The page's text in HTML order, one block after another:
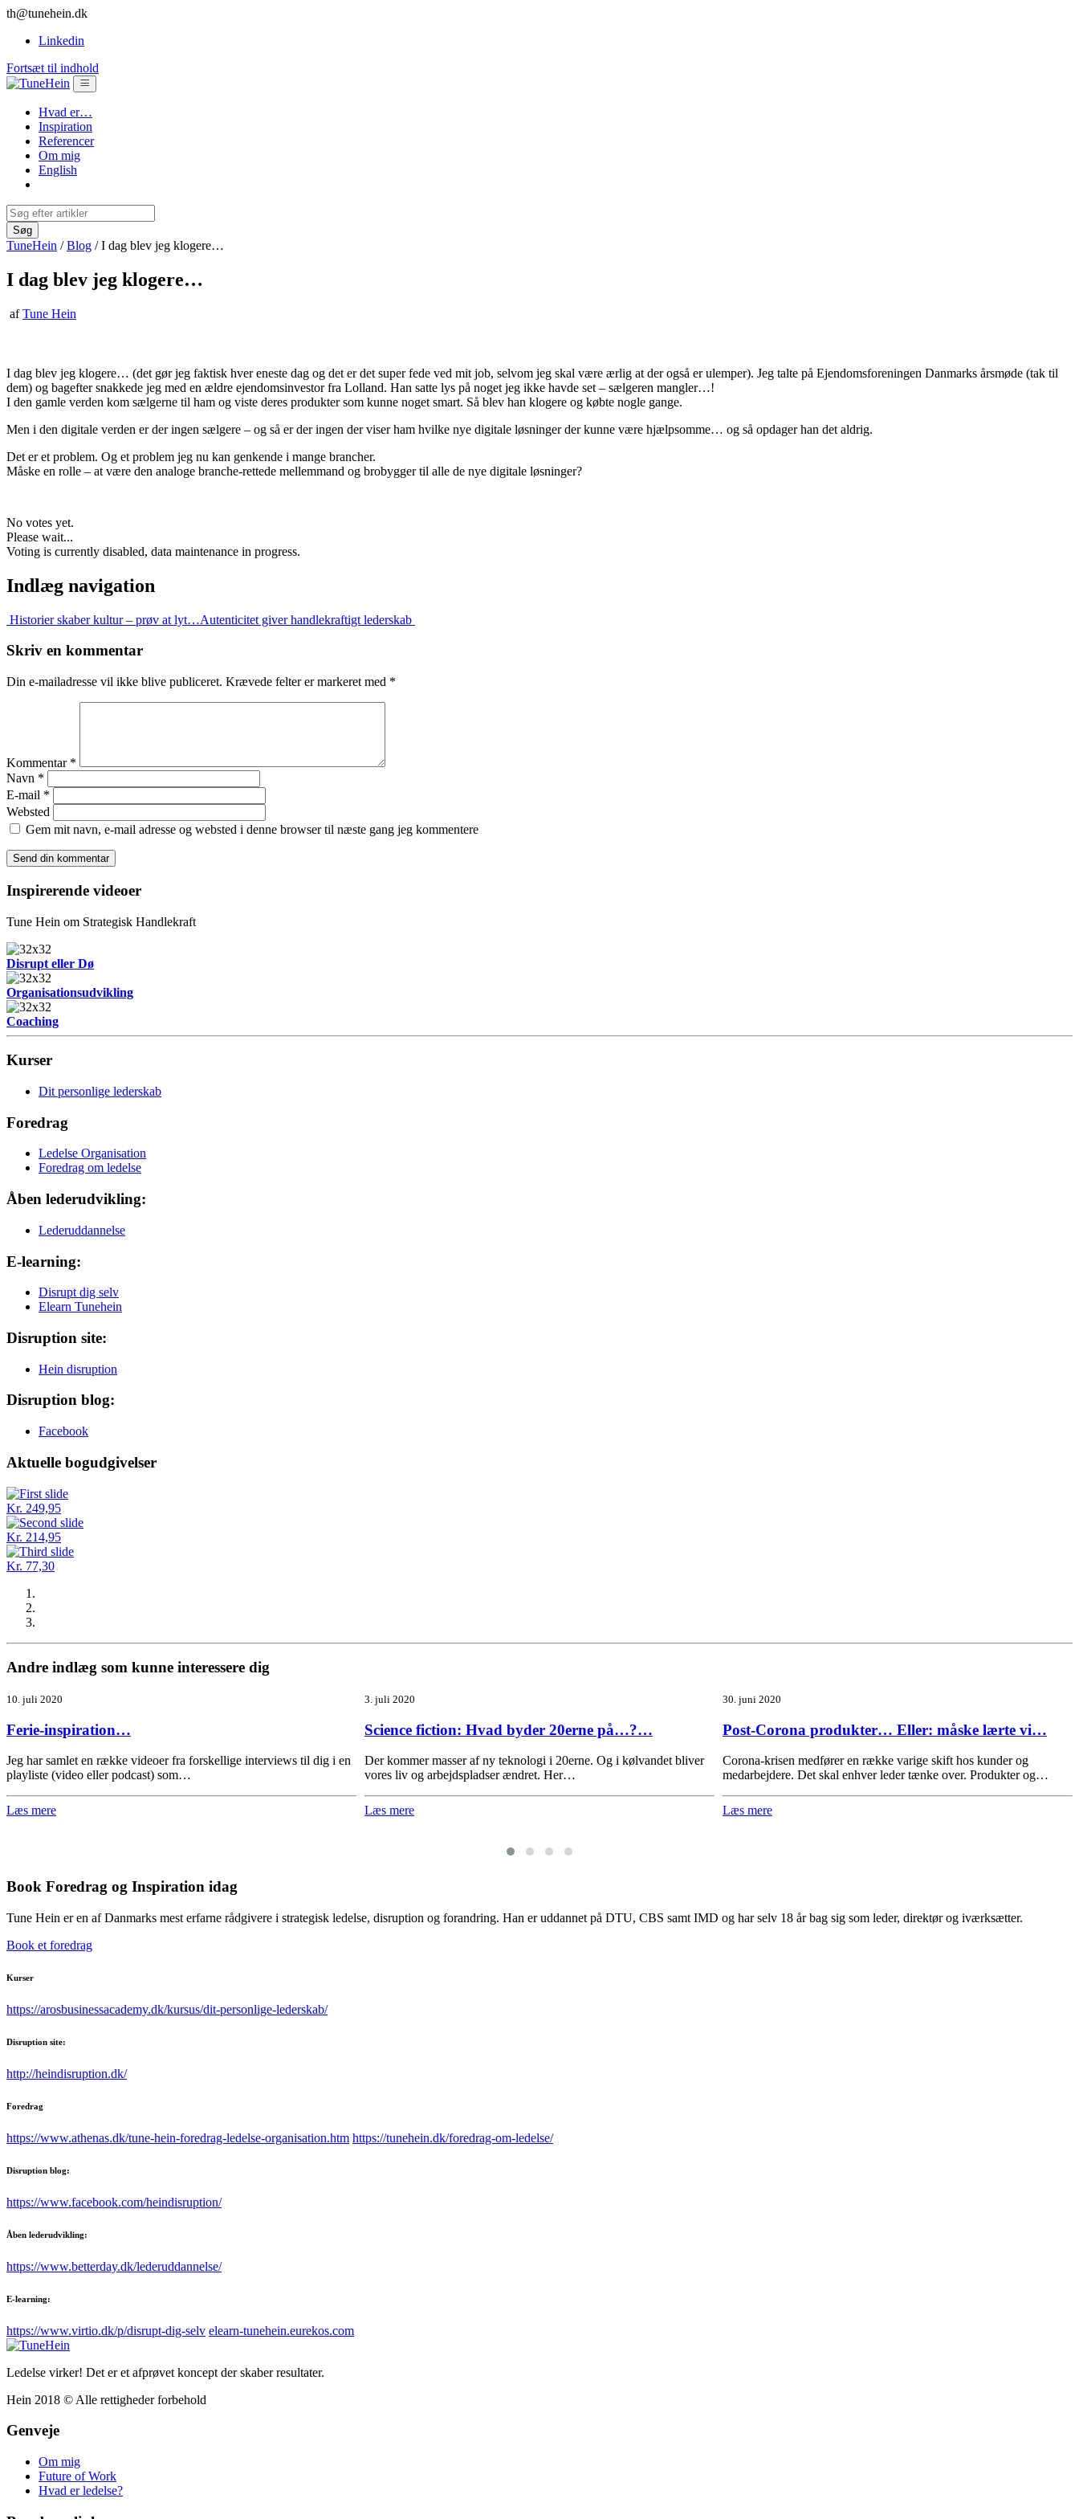
th@tunehein.dk
Linkedin
Fortsæt til indhold
Hvad er…
Inspiration
Referencer
Om mig
English
TuneHein /Blog /I dag blev jeg klogere…
I dag blev jeg klogere…
af Tune Hein
I dag blev jeg klogere… (det gør jeg faktisk hver eneste dag og det er det super fede ved mit job, selvom jeg skal være ærlig at der også er ulemper). Jeg talte på Ejendomsforeningen Danmarks årsmøde (tak til
dem) og bagefter snakkede jeg med en ældre ejendomsinvestor fra Lolland. Han satte lys på noget jeg ikke havde set – sælgeren mangler…!
I den gamle verden kom sælgerne til ham og viste deres produkter som kunne noget smart. Så blev han klogere og købte nogle gange.
Men i den digitale verden er der ingen sælgere – og så er der ingen der viser ham hvilke nye digitale løsninger der kunne være hjælpsomme… og så opdager han det aldrig.
Det er et problem. Og et problem jeg nu kan genkende i mange brancher.
Måske en rolle – at være den analoge branche-rettede mellemmand og brobygger til alle de nye digitale løsninger?
No votes yet.
Please wait...
Voting is currently disabled, data maintenance in progress.
Indlæg navigation
Historier skaber kultur – prøv at lyt…Autenticitet giver handlekraftigt lederskab
Skriv en kommentar
Din e-mailadresse vil ikke blive publiceret. Krævede felter er markeret med *
Kommentar *
Navn *
E-mail *
Websted
Gem mit navn, e-mail adresse og websted i denne browser til næste gang jeg kommentere
Inspirerende videoer
Tune Hein om Strategisk Handlekraft
Disrupt eller Dø
Organisationsudvikling
Coaching
Kurser
Dit personlige lederskab
Foredrag
Ledelse Organisation
Foredrag om ledelse
Åben lederudvikling:
Lederuddannelse
E-learning:
Disrupt dig selv
Elearn Tunehein
Disruption site:
Hein disruption
Disruption blog:
Facebook
Aktuelle bogudgivelser
Kr. 249,95
Kr. 214,95
Kr. 77,30
Andre indlæg som kunne interessere dig
10. juli 2020
Ferie-inspiration…
Jeg har samlet en række videoer fra forskellige interviews til dig i en
playliste (video eller podcast) som…
Læs mere
3. juli 2020
Science fiction: Hvad byder 20erne på…?…
Der kommer masser af ny teknologi i 20erne. Og i kølvandet bliver
vores liv og arbejdspladser ændret. Her…
Læs mere
30. juni 2020
Post-Corona produkter… Eller: måske lærte vi…
Corona-krisen medfører en række varige skift hos kunder og
medarbejdere. Det skal enhver leder tænke over. Produkter og…
Læs mere
Book Foredrag og Inspiration idag
Tune Hein er en af Danmarks mest erfarne rådgivere i strategisk ledelse, disruption og forandring. Han er uddannet på DTU, CBS samt IMD og har selv 18 år bag sig som leder, direktør og iværksætter.
Book et foredrag
Kurser
https://arosbusinessacademy.dk/kursus/dit-personlige-lederskab/
Disruption site:
http://heindisruption.dk/
Foredrag
https://www.athenas.dk/tune-hein-foredrag-ledelse-organisation.htm https://tunehein.dk/foredrag-om-ledelse/
Disruption blog:
https://www.facebook.com/heindisruption/
Åben lederudvikling:
https://www.betterday.dk/lederuddannelse/
E-learning:
https://www.virtio.dk/p/disrupt-dig-selv elearn-tunehein.eurekos.com
Ledelse virker! Det er et afprøvet koncept der skaber resultater.
Hein 2018 © Alle rettigheder forbehold
Genveje
Om mig
Future of Work
Hvad er ledelse?